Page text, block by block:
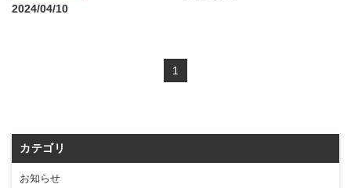
2024/04/10
1
カテゴリ
お知らせ